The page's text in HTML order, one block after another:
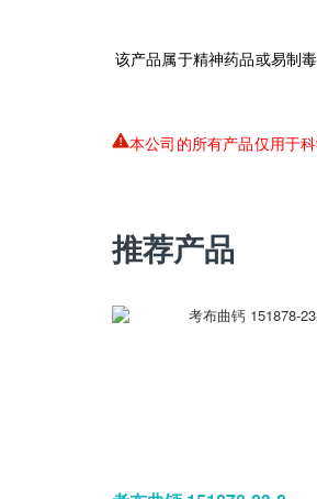
该产品属于精神药品或易制
本公司的所有产品仅用于
推荐产品